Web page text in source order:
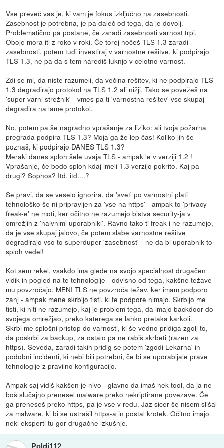
Vse preveč vas je, ki vam je fokus izključno na zasebnosti.
Zasebnost je potrebna, je pa daleč od tega, da je dovolj.
Problematično pa postane, če zaradi zasebnosti varnost trpi.
Oboje mora iti z roko v roki. Če torej hočeš TLS 1.3 zaradi
zasebnosti, potem tudi investiraj v varnostne rešitve, ki podpirajo
TLS 1.3, ne pa da s tem narediš luknjo v celotno varnost.
Zdi se mi, da niste razumeli, da večina rešitev, ki ne podpirajo TLS
1.3 degradirajo protokol na TLS 1.2 ali nižji. Tako se povežeš na
'super varni strežnik' - vmes pa ti 'varnostna rešitev' vse skupaj
degradira na lame protokol.
No, potem pa še nagradno vprašanje za liziko: ali tvoja požarna
pregrada podpira TLS 1.3? Moja ga že lep čas! Koliko jih še
poznaš, ki podpirajo DANES TLS 1.3?
Meraki danes sploh šele uvaja TLS - ampak le v verziji 1.2 !
Vprašanje, če bodo sploh kdaj imeli 1.3 verzijo pokrito. Kaj pa
drugi? Sophos? Itd. itd....?
Se pravi, da se veselo ignorira, da 'svet' po varnostni plati
tehnološko še ni pripravljen za 'vse na https' - ampak to 'privacy
freak-e' ne moti, ker očitno ne razumejo bistva security-ja v
omrežjih z 'naivnimi uporabniki'. Ravno tako ti freak-i ne razumejo,
da je vse skupaj jalovo, če potem slabe varnostne rešitve
degradirajo vso to superduper 'zasebnost' - ne da bi uporabnik to
sploh vedel!
Kot sem rekel, vsakdo ima glede na svojo specialnost drugačen
vidik in pogled na te tehnologije - odvisno od tega, kakšne težave
mu povzročajo. MENI TLS ne povzroča težav, ker imam podporo
zanj - ampak mene skrbijo tisti, ki te podpore nimajo. Skrbijo me
tisti, ki niti ne razumejo, kaj je problem tega, da imajo backdoor do
svojega omrežjao, preko katerega se lahko pretaka karkoli.
Skrbi me splošni pristop do varnosti, ki še vedno pridiga zgolj to,
da poskrbi za backup, za ostalo pa ne rabiš skrbeti (razen za
https). Seveda, zaradi takih pridig se potem 'zgodi Lekarna' in
podobni incidenti, ki nebi bili potrebni, če bi se uporabljale prave
tehnologije z pravilno konfiguracijo.
Ampak saj vidiš kakšen je nivo - glavno da imaš nek tool, da ja ne
boš slučajno prenesel malware preko nekriptirane povezave. Če
ga preneseš preko https, pa je vse v redu. Jaz sicer še nisem slišal
za malware, ki bi se ustrašil https-a in postal krotek. Očitno imajo
neki eksperti tu gor drugačne izkušnje.
Poldi112